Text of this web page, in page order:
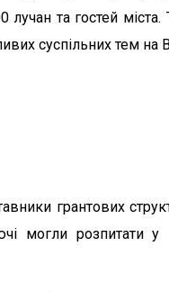
лучан та гостей
суспільних тем на
грантових
могли розпитати у